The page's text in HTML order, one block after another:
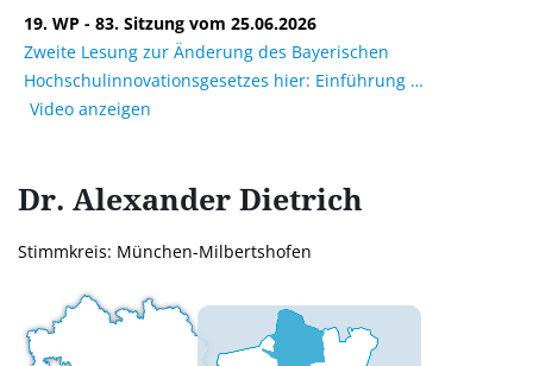
19. WP - 83. Sitzung vom 25.06.2026
Zweite Lesung zur Änderung des Bayerischen
Hochschulinnovationsgesetzes hier: Einführung
Video anzeigen
Dr. Alexander Dietrich
Stimmkreis: München-Milbertshofen